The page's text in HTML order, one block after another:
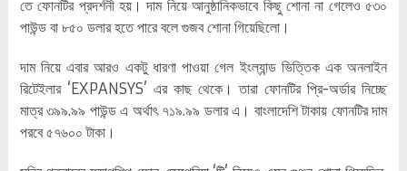
তে ফোনটির প্রদর্শনী হয়। দাম নিয়ে আনুষ্ঠানিকভাবে কিছু শোনা না গেলেও ৫৩০
পাউন্ড বা ৮৫০ ডলার হতে পারে বলে গুজব শোনা গিয়েছিলো।
দাম নিয়ে এবার আরও একটু ধারণা পাওয়া গেল ইংল্যান্ড ভিত্তিক এক অনলাইন
রিটেইলার ‘EXPANSYS’ এর কাছ থেকে। তারা ফোনটির প্রি-অর্ডার নিচ্ছে
মাত্র ৩৯৯.৯৯ পাউন্ড এ অর্থাৎ ৭১৯.৯৯ ডলার এ। বাংলাদেশি টাকায় ফোনটির দাম
পরবে ৫৭৬০০ টাকা।